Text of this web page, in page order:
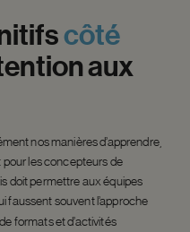
côté
aux
nos manières d’apprendre,
les concepteurs de
doit permettre aux équipes
faussent souvent l’approche
formats et d’activités